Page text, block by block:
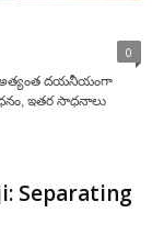
0
అత్యంత దయనీయంగా
ధనం, ఇతర సాధనాలు
Separating